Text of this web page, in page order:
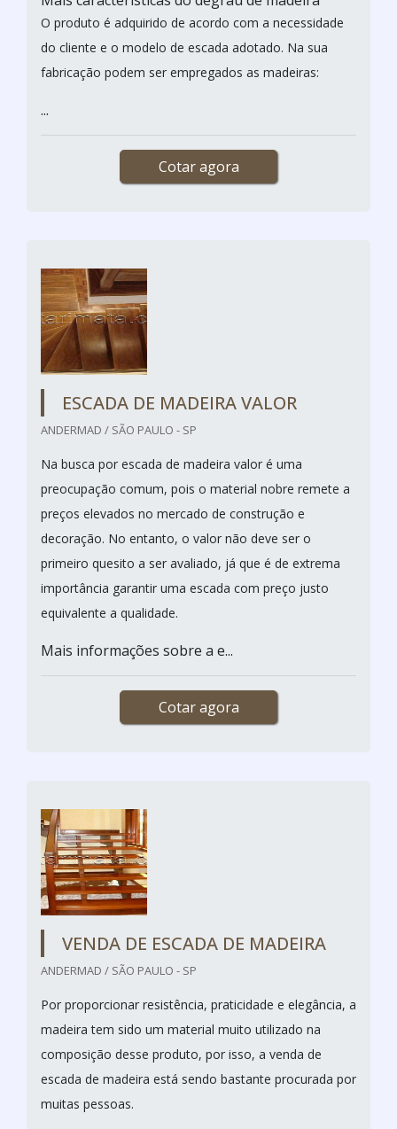
O produto é adquirido de acordo com a necessidade
do cliente e o modelo de escada adotado. Na sua
fabricação podem ser empregados as madeiras:
...
Cotar agora
ESCADA DE MADEIRA VALOR
ANDERMAD / SÃO PAULO - SP
Na busca por escada de madeira valor é uma
preocupação comum, pois o material nobre remete a
preços elevados no mercado de construção e
decoração. No entanto, o valor não deve ser o
primeiro quesito a ser avaliado, já que é de extrema
importância garantir uma escada com preço justo
equivalente a qualidade.
Mais informações sobre a e...
Cotar agora
VENDA DE ESCADA DE MADEIRA
ANDERMAD / SÃO PAULO - SP
Por proporcionar resistência, praticidade e elegância, a
madeira tem sido um material muito utilizado na
composição desse produto, por isso, a venda de
escada de madeira está sendo bastante procurada por
muitas pessoas.